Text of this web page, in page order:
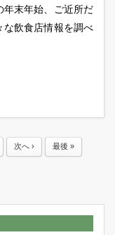
年末年始、ご近所だ
な飲食店情報を調べ
次へ › 最後 »